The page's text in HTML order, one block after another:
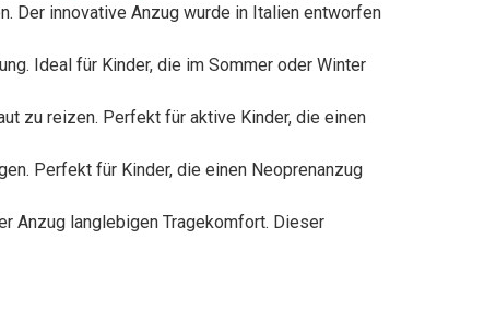
Der innovative Anzug wurde in Italien entworfen
Ideal für Kinder, die im Sommer oder Winter
zu reizen. Perfekt für aktive Kinder, die einen
Perfekt für Kinder, die einen Neoprenanzug
Anzug langlebigen Tragekomfort. Dieser